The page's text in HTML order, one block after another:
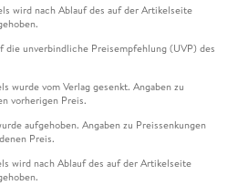
wird nach Ablauf des auf der Artikelseite
die unverbindliche Preisempfehlung (UVP) des
wurde vom Verlag gesenkt. Angaben zu
vorherigen Preis.
aufgehoben. Angaben zu Preissenkungen
Preis.
wird nach Ablauf des auf der Artikelseite